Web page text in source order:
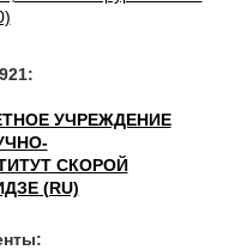
УЧРЕЖДЕНИЕ
СКОРОЙ
(RU)